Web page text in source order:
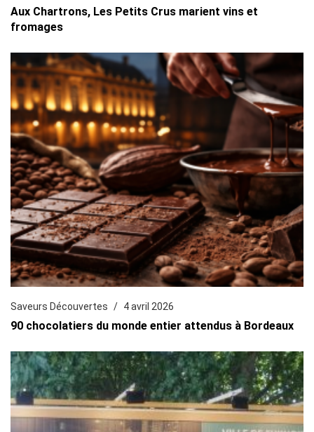
Aux Chartrons, Les Petits Crus marient vins et
fromages
Saveurs Découvertes 4 avril 2026
90 chocolatiers du monde entier attendus à Bordeaux